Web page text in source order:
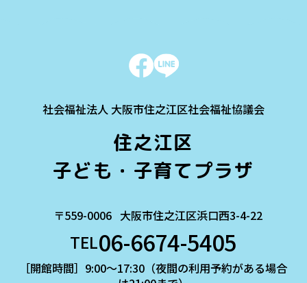
社会福祉法人 大阪市住之江区社会福祉協議会
住之江区
子ども・子育てプラザ
〒559-0006 大阪市住之江区浜口西3-4-22
TEL06-6674-5405
［開館時間］9:00～17:30（夜間の利用予約がある場合